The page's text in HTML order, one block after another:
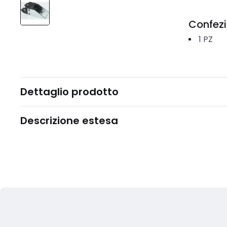
1 PZ
Dettaglio prodotto
Descrizione estesa